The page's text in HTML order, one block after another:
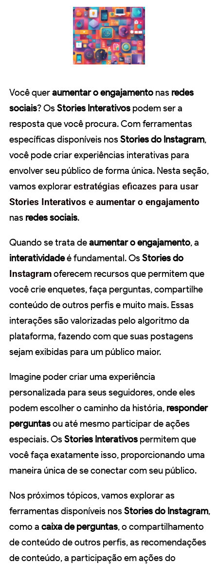
Você queraumentar o engajamento nas redes
sociais? OsStories Interativos podem ser a
resposta que você procura. Com ferramentas
específicas disponíveis nosStories do Instagram,
você pode criar experiências interativas para
envolver seu público de forma única. Nesta seção,
vamos explorarestratégias eficazes para usar
Stories Interativos e aumentar o engajamento
nas redes sociais.
Quando se trata deaumentar o engajamento, a
interatividadeé fundamental. OsStories do
Instagramoferecem recursos que permitem que
você crie enquetes, faça perguntas, compartilhe
conteúdo de outros perfis e muito mais. Essas
interações são valorizadas pelo algoritmo da
plataforma, fazendo com que suas postagens
sejam exibidas para um público maior.
Imagine poder criar uma experiência
personalizada para seus seguidores, onde eles
podem escolher o caminho da história, responder
perguntasou até mesmo participar de ações
especiais. OsStories Interativos permitem que
você faça exatamente isso, proporcionando uma
maneira única de se conectar com seu público.
Nos próximos tópicos, vamos explorar as
ferramentas disponíveis nosStories do Instagram,
como a caixa de perguntas, o compartilhamento
de conteúdo de outros perfis, as recomendações
de conteúdo, a participação em ações do